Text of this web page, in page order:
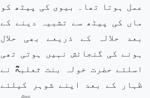
عمل ہوتا تھا۔ بیوی کی پیٹھ کو
ماں کی پیٹھ سے تشبیہ دینے کے
بعد حلالہ کے ذریعے بھی حلال
ہونے کی گنجائش نہیں ہوتی تھی
اسلئے حضرت خولہ بنت ثعلبہؓ نے
ظہار کے بعد اپنے شوہر کیلئے